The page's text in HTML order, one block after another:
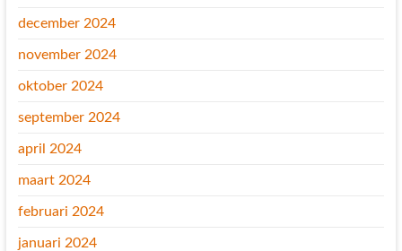
december 2024
november 2024
oktober 2024
september 2024
april 2024
maart 2024
februari 2024
januari 2024